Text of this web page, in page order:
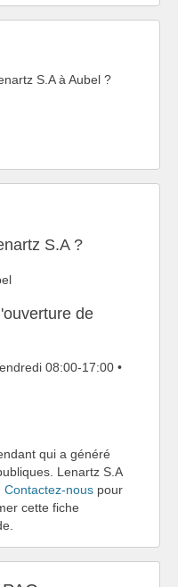
S.A à Aubel ?
S.A ?
de
08:00-17:00 •
qui a généré
Lenartz S.A
Contactez-nous pour
cette fiche